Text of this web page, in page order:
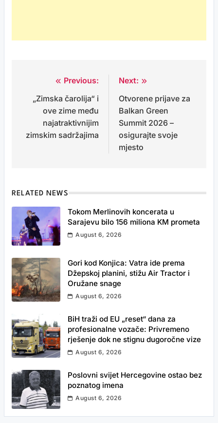
navigation
Previous:
„Zimska čarolija“ i
ove zime među
najatraktivnijim
zimskim sadržajima
Next:
Otvorene prijave za
Balkan Green
Summit 2026 –
osigurajte svoje
mjesto
RELATED NEWS
Tokom Merlinovih koncerata u
Sarajevu bilo 156 miliona KM prometa
August 6, 2026
Gori kod Konjica: Vatra ide prema
Džepskoj planini, stižu Air Tractor i
Oružane snage
August 6, 2026
BiH traži od EU „reset“ dana za
profesionalne vozače: Privremeno
rješenje dok ne stignu dugoročne vize
August 6, 2026
Poslovni svijet Hercegovine ostao bez
poznatog imena
August 6, 2026